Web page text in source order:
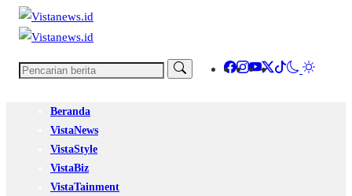
Beranda
VistaNews
VistaStyle
VistaBiz
VistaTainment